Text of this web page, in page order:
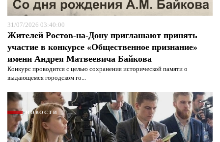
31/07/2026 03:40:00
Жителей Ростов-на-Дону приглашают принять
участие в конкурсе «Общественное признание»
имени Андрея Матвеевича Байкова
Конкурс проводится с целью сохранения исторической памяти о
выдающемся городском го...
НОВОСТИ
Я согласен сполитикой конфиденциальности и
защиты информации*
Я согласен сполитикой конфиденциальности и
защиты информации*